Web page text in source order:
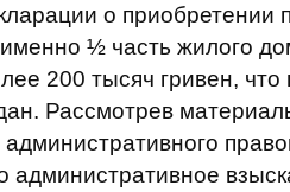
о приобретении
½ часть жилого
200 тысяч гривен,
Рассмотрев
административное